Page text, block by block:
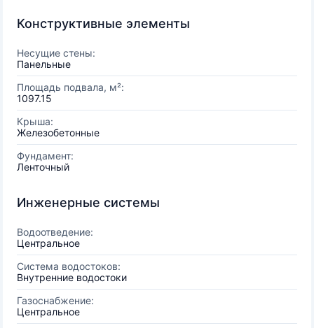
Конструктивные элементы
Несущие стены:
Панельные
Площадь подвала, м²:
1097.15
Крыша:
Железобетонные
Фундамент:
Ленточный
Инженерные системы
Водоотведение:
Центральное
Система водостоков:
Внутренние водостоки
Газоснабжение:
Центральное